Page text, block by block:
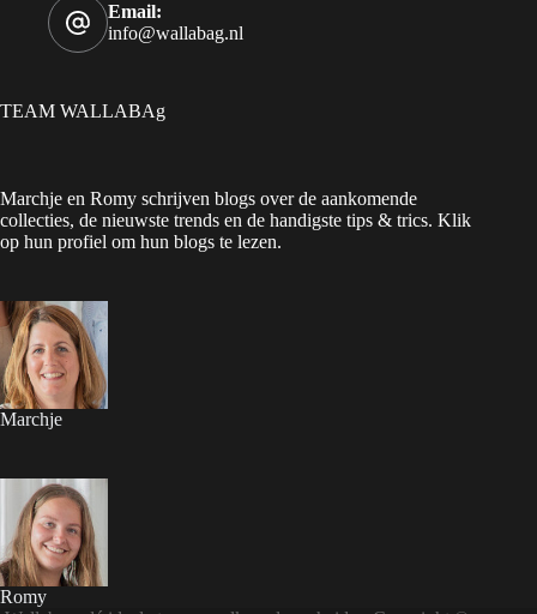
Email:
info@wallabag.nl
TEAM WALLABAg
Marchje en Romy schrijven blogs over de aankomende
collecties, de nieuwste trends en de handigste tips & trics. Klik
op hun profiel om hun blogs te lezen.
Marchje
Romy